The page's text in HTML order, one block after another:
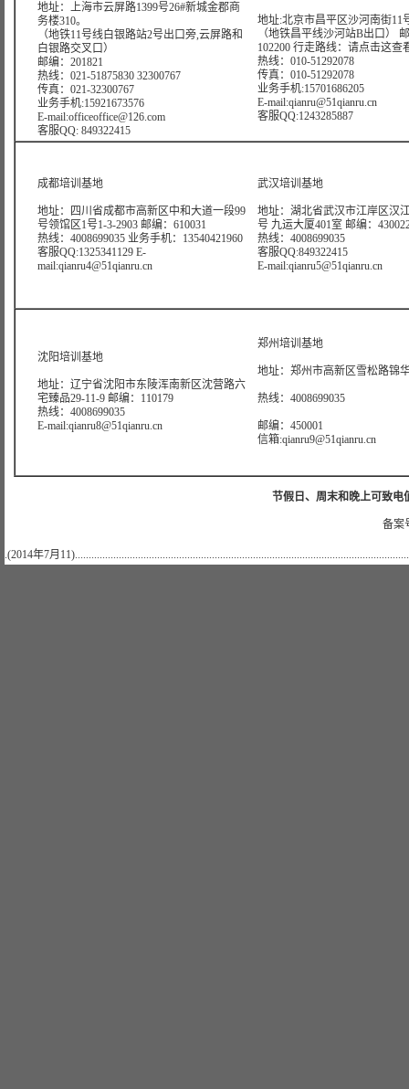
地址：上海市云屏路1399号26#新城金郡商
务楼310。
（地铁11号线白银路站2号出口旁,云屏路和
白银路交叉口）
邮编：201821
热线：021-51875830 32300767
传真：021-32300767
业务手机:15921673576
E-mail:officeoffice@126.com
客服QQ: 849322415
地址:北京市昌平区沙河南街11
（地铁昌平线沙河站B出口）
102200 行走路线： 请点击这查
热线：010-51292078
传真：010-51292078
业务手机:15701686205
E-mail:qianru@51qianru.cn
客服QQ:1243285887
成都培训基地
地址：四川省成都市高新区中和大道一段99
号领馆区1号1-3-2903 邮编：610031
热线：4008699035 业务手机：13540421960
客服QQ:1325341129 E-
mail:qianru4@51qianru.cn
武汉培训基地
地址：湖北省武汉市江岸区汉
号 九运大厦401室 邮编：
热线：4008699035
客服QQ:849322415
E-mail:qianru5@51qianru.cn
沈阳培训基地
地址：辽宁省沈阳市东陵浑南新区沈营路六
宅臻品29-11-9 邮编：110179
热线：4008699035
E-mail:qianru8@51qianru.cn
郑州培训基地
地址：郑州市高新区雪松路锦
热线：4008699035
邮编：450001
信箱:qianru9@51qianru.cn
节假日、周末和晚上可致电
备案
.(2014年7月